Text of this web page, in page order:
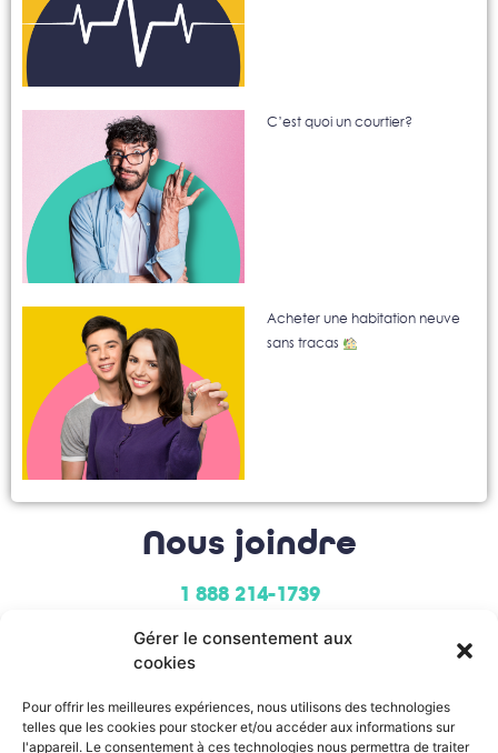
Gérer le consentement aux
cookies
Pour offrir les meilleures expériences, nous utilisons des technologies
telles que les cookies pour stocker et/ou accéder aux informations sur
l'appareil. Le consentement à ces technologies nous permettra de traiter
C’est quoi un courtier?
Acheter une habitation neuve
sans tracas
Nous joindre
1 888 214-1739